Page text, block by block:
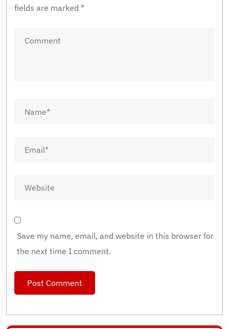
fields are marked *
Save my name, email, and website in this browser for
the next time I comment.